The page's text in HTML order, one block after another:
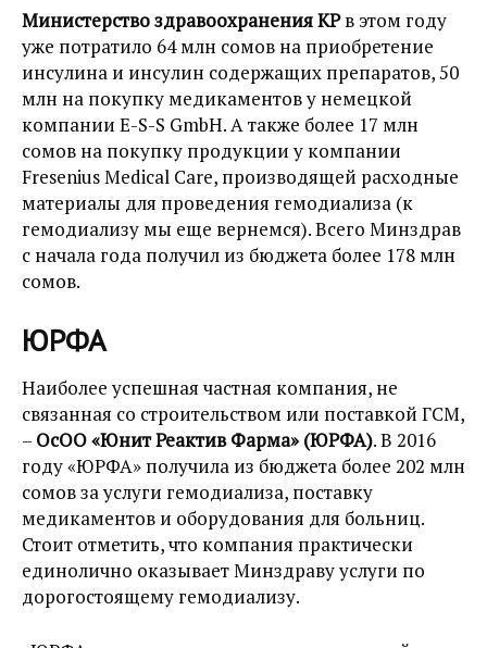
Министерство здравоохранения КРв этом году
уже потратило 64 млн сомов на приобретение
инсулина и инсулин содержащих препаратов, 50
млн на покупку медикаментов у немецкой
компании E-S-S GmbH. А также более 17 млн
сомов на покупку продукции у компании
Fresenius Medical Care, производящей расходные
материалы для проведения гемодиализа (к
гемодиализу мы еще вернемся). Всего Минздрав
с начала года получил из бюджета более 178 млн
сомов.
ЮРФА
Наиболее успешная частная компания, не
связанная со строительством или поставкой ГСМ,
– ОсОО «Юнит Реактив Фарма» (ЮРФА). В 2016
году «ЮРФА» получила из бюджета более 202 млн
сомов за услуги гемодиализа, поставку
медикаментов и оборудования для больниц.
Стоит отметить, что компания практически
единолично оказывает Минздраву услуги по
дорогостоящему гемодиализу.